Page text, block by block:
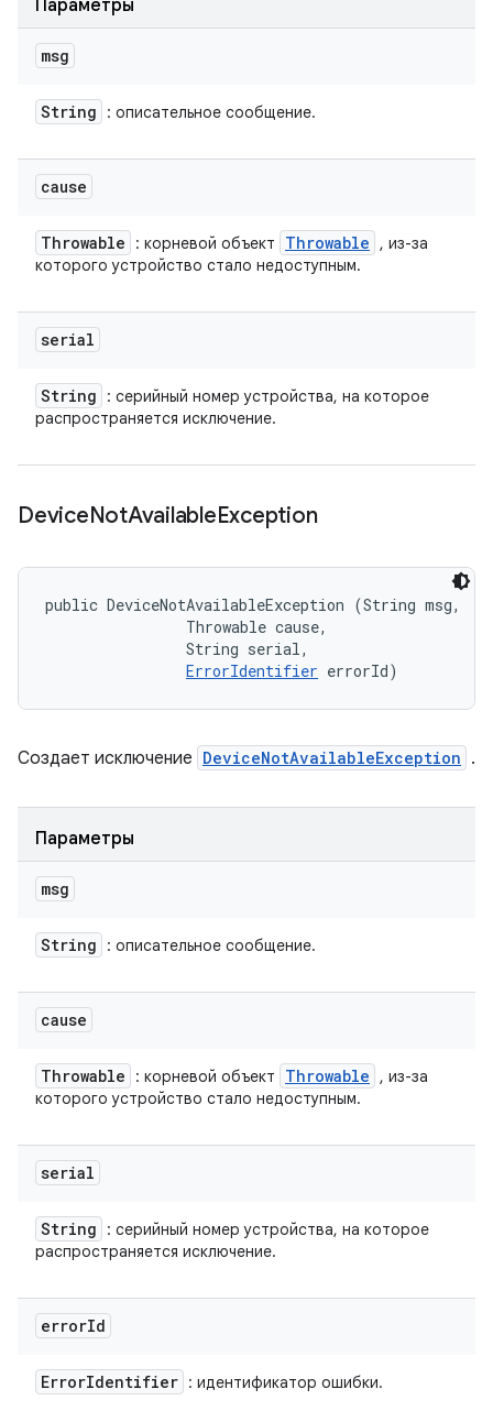
Параметры
msg
String : описательное сообщение.
cause
Throwable : корневой объект Throwable
, из-за
которого устройство стало недоступным.
serial
String
: серийный номер устройства, на которое
распространяется исключение.
DeviceNotAvailableException
public DeviceNotAvailableException (String msg,
                Throwable cause,
                String serial,
ErrorIdentifier errorId)
Создает исключение DeviceNotAvailableException .
Параметры
msg
String : описательное сообщение.
cause
Throwable : корневой объект Throwable
, из-за
которого устройство стало недоступным.
serial
String
: серийный номер устройства, на которое
распространяется исключение.
errorId
ErrorIdentifier : идентификатор ошибки.